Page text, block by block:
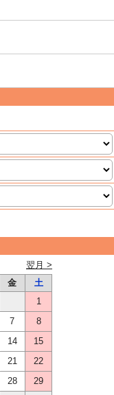
翌月 >
金
土
1
7
8
14
15
21
22
28
29